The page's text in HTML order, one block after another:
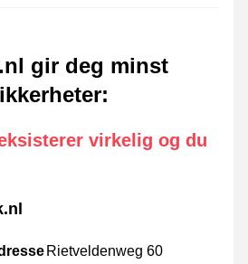
gir deg minst
:
virkelig og du
Rietveldenweg 60